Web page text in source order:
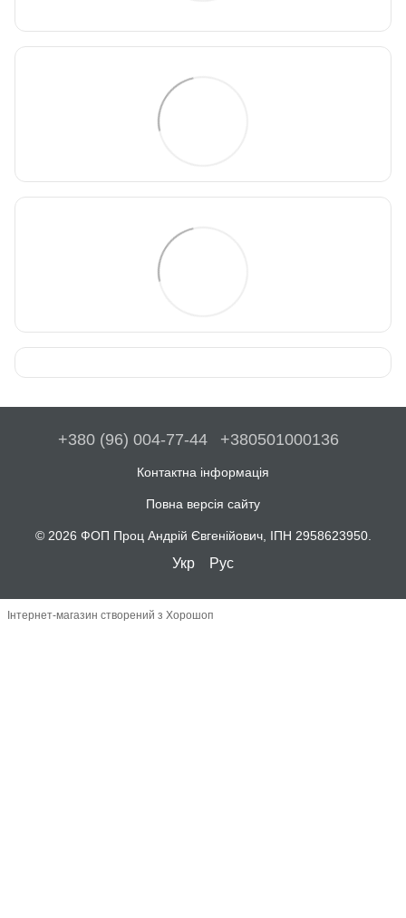
+380 (96) 004-77-44 +380501000136
Контактна інформація
Повна версія сайту
© 2026 ФОП Проц Андрій Євгенійович, ІПН 2958623950.
Укр Рус
Інтернет-магазин створений з Хорошоп